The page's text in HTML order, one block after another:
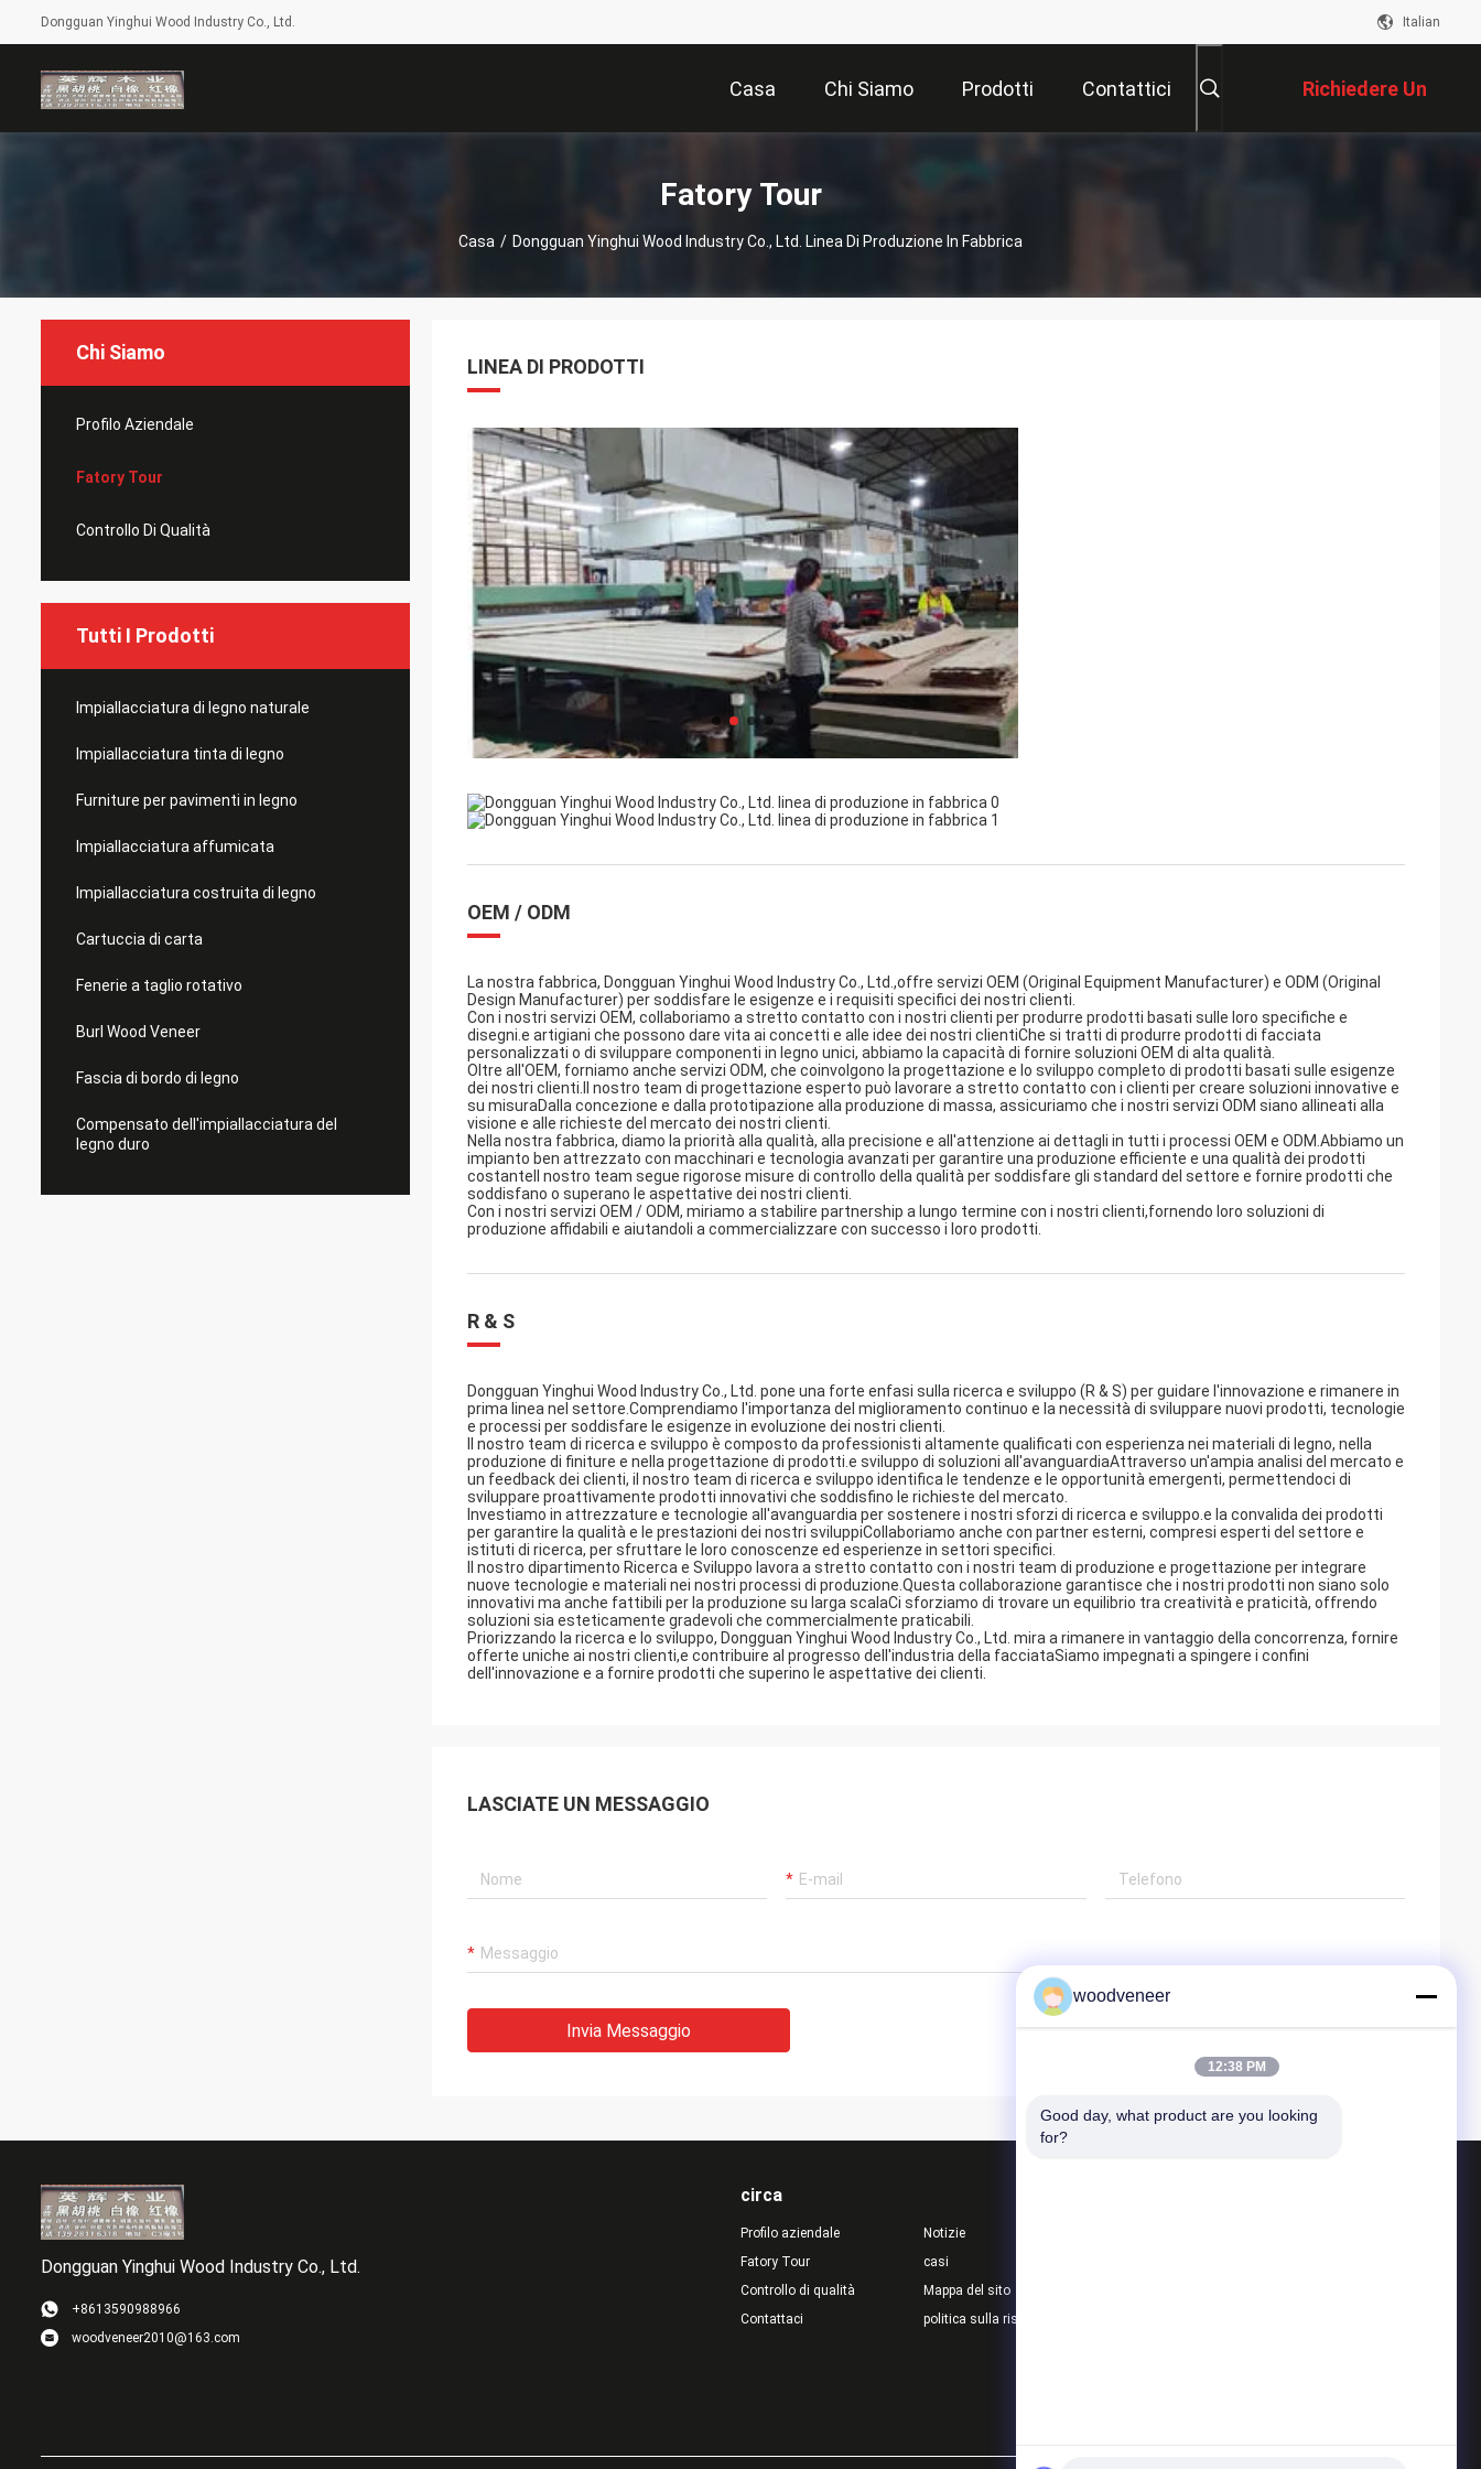
Dongguan Yinghui Wood Industry Co., Ltd. Italian
Casa Chi Siamo Prodotti Contattici Richiedere Un
Preventivo
Fatory Tour
Casa / Dongguan Yinghui Wood Industry Co., Ltd. Linea Di Produzione In Fabbrica
Chi Siamo
Profilo Aziendale
Fatory Tour
Controllo Di Qualità
Tutti I Prodotti
Impiallacciatura di legno naturale
Impiallacciatura tinta di legno
Furniture per pavimenti in legno
Impiallacciatura affumicata
Impiallacciatura costruita di legno
Cartuccia di carta
Fenerie a taglio rotativo
Burl Wood Veneer
Fascia di bordo di legno
Compensato dell'impiallacciatura del
legno duro
LINEA DI PRODOTTI
OEM / ODM
La nostra fabbrica, Dongguan Yinghui Wood Industry Co., Ltd.,offre servizi OEM (Original Equipment Manufacturer) e ODM (Original
Design Manufacturer) per soddisfare le esigenze e i requisiti specifici dei nostri clienti.
Con i nostri servizi OEM, collaboriamo a stretto contatto con i nostri clienti per produrre prodotti basati sulle loro specifiche e
disegni.e artigiani che possono dare vita ai concetti e alle idee dei nostri clientiChe si tratti di produrre prodotti di facciata
personalizzati o di sviluppare componenti in legno unici, abbiamo la capacità di fornire soluzioni OEM di alta qualità.
Oltre all'OEM, forniamo anche servizi ODM, che coinvolgono la progettazione e lo sviluppo completo di prodotti basati sulle esigenze
dei nostri clienti.Il nostro team di progettazione esperto può lavorare a stretto contatto con i clienti per creare soluzioni innovative e
su misuraDalla concezione e dalla prototipazione alla produzione di massa, assicuriamo che i nostri servizi ODM siano allineati alla
visione e alle richieste del mercato dei nostri clienti.
Nella nostra fabbrica, diamo la priorità alla qualità, alla precisione e all'attenzione ai dettagli in tutti i processi OEM e ODM.Abbiamo un
impianto ben attrezzato con macchinari e tecnologia avanzati per garantire una produzione efficiente e una qualità dei prodotti
costanteIl nostro team segue rigorose misure di controllo della qualità per soddisfare gli standard del settore e fornire prodotti che
soddisfano o superano le aspettative dei nostri clienti.
Con i nostri servizi OEM / ODM, miriamo a stabilire partnership a lungo termine con i nostri clienti,fornendo loro soluzioni di
produzione affidabili e aiutandoli a commercializzare con successo i loro prodotti.
R & S
Dongguan Yinghui Wood Industry Co., Ltd. pone una forte enfasi sulla ricerca e sviluppo (R & S) per guidare l'innovazione e rimanere in
prima linea nel settore.Comprendiamo l'importanza del miglioramento continuo e la necessità di sviluppare nuovi prodotti, tecnologie
e processi per soddisfare le esigenze in evoluzione dei nostri clienti.
Il nostro team di ricerca e sviluppo è composto da professionisti altamente qualificati con esperienza nei materiali di legno, nella
produzione di finiture e nella progettazione di prodotti.e sviluppo di soluzioni all'avanguardiaAttraverso un'ampia analisi del mercato e
un feedback dei clienti, il nostro team di ricerca e sviluppo identifica le tendenze e le opportunità emergenti, permettendoci di
sviluppare proattivamente prodotti innovativi che soddisfino le richieste del mercato.
Investiamo in attrezzature e tecnologie all'avanguardia per sostenere i nostri sforzi di ricerca e sviluppo.e la convalida dei prodotti
per garantire la qualità e le prestazioni dei nostri sviluppiCollaboriamo anche con partner esterni, compresi esperti del settore e
istituti di ricerca, per sfruttare le loro conoscenze ed esperienze in settori specifici.
Il nostro dipartimento Ricerca e Sviluppo lavora a stretto contatto con i nostri team di produzione e progettazione per integrare
nuove tecnologie e materiali nei nostri processi di produzione.Questa collaborazione garantisce che i nostri prodotti non siano solo
innovativi ma anche fattibili per la produzione su larga scalaCi sforziamo di trovare un equilibrio tra creatività e praticità, offrendo
soluzioni sia esteticamente gradevoli che commercialmente praticabili.
Priorizzando la ricerca e lo sviluppo, Dongguan Yinghui Wood Industry Co., Ltd. mira a rimanere in vantaggio della concorrenza, fornire
offerte uniche ai nostri clienti,e contribuire al progresso dell'industria della facciataSiamo impegnati a spingere i confini
dell'innovazione e a fornire prodotti che superino le aspettative dei clienti.
LASCIATE UN MESSAGGIO
Invia Messaggio
Dongguan Yinghui Wood Industry Co., Ltd.
+8613590988966
woodveneer2010@163.com
circa
Profilo aziendale
Fatory Tour
Controllo di qualità
Contattaci
Notizie
casi
Mappa del sito
politica sulla riservatezza
woodveneer
12:38 PM
Good day, what product are you looking
for?